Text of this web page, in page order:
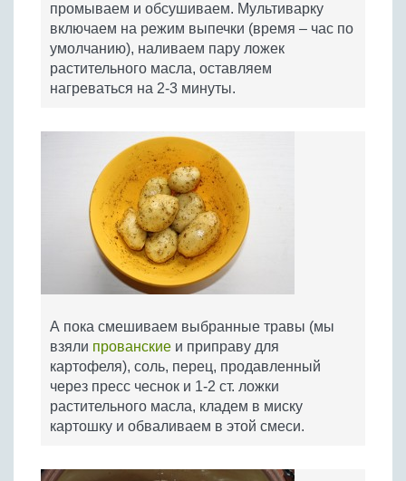
промываем и обсушиваем. Мультиварку
включаем на режим выпечки (время – час по
умолчанию), наливаем пару ложек
растительного масла, оставляем
нагреваться на 2-3 минуты.
А пока смешиваем выбранные травы (мы
взяли прованские и приправу для
картофеля), соль, перец, продавленный
через пресс чеснок и 1-2 ст. ложки
растительного масла, кладем в миску
картошку и обваливаем в этой смеси.